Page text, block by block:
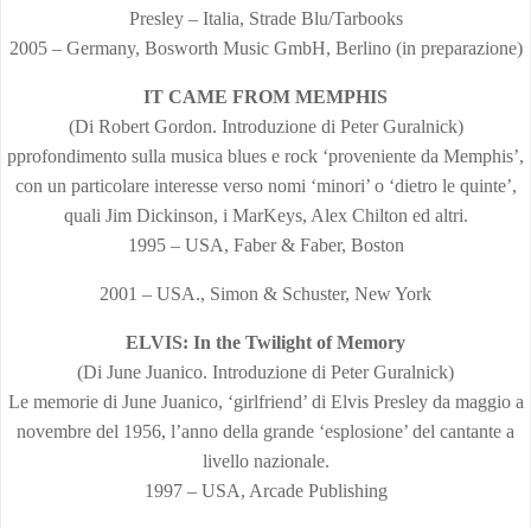
Presley – Italia, Strade Blu/Tarbooks
2005 – Germany, Bosworth Music GmbH, Berlino (in preparazione)
IT CAME FROM MEMPHIS
(Di Robert Gordon. Introduzione di Peter Guralnick)
pprofondimento sulla musica blues e rock ‘proveniente da Memphis’,
con un particolare interesse verso nomi ‘minori’ o ‘dietro le quinte’,
quali Jim Dickinson, i MarKeys, Alex Chilton ed altri.
1995 – USA, Faber & Faber, Boston
2001 – USA., Simon & Schuster, New York
ELVIS: In the Twilight of Memory
(Di June Juanico. Introduzione di Peter Guralnick)
Le memorie di June Juanico, ‘girlfriend’ di Elvis Presley da maggio a
novembre del 1956, l’anno della grande ‘esplosione’ del cantante a
livello nazionale.
1997 – USA, Arcade Publishing